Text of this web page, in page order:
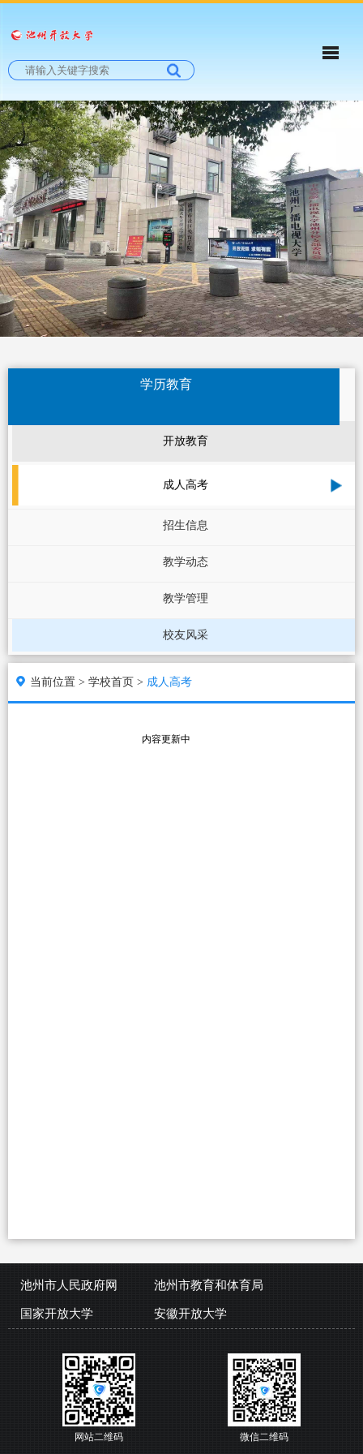
学历教育
开放教育
成人高考
招生信息
教学动态
教学管理
校友风采
当前位置 > 学校首页 > 成人高考
内容更新中
池州市人民政府网 池州市教育和体育局
国家开放大学 安徽开放大学
网站二维码 微信二维码